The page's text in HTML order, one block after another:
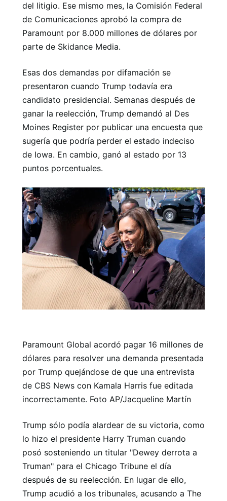
del litigio. Ese mismo mes, la Comisión Federal
de Comunicaciones aprobó la compra de
Paramount por 8.000 millones de dólares por
parte de Skidance Media.
Esas dos demandas por difamación se
presentaron cuando Trump todavía era
candidato presidencial. Semanas después de
ganar la reelección, Trump demandó al Des
Moines Register por publicar una encuesta que
sugería que podría perder el estado indeciso
de Iowa. En cambio, ganó al estado por 13
puntos porcentuales.
Paramount Global acordó pagar 16 millones de
dólares para resolver una demanda presentada
por Trump quejándose de que una entrevista
de CBS News con Kamala Harris fue editada
incorrectamente. Foto AP/Jacqueline Martín
Trump sólo podía alardear de su victoria, como
lo hizo el presidente Harry Truman cuando
posó sosteniendo un titular "Dewey derrota a
Truman" para el Chicago Tribune el día
después de su reelección. En lugar de ello,
Trump acudió a los tribunales, acusando a The